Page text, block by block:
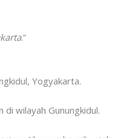
.”
Yogyakarta.
wilayah Gunungkidul.